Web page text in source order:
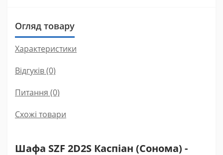
Огляд товару
Характеристики
Відгуків (0)
Питання (0)
Схожі товари
Шафа SZF 2D2S Каспіан (Сонома) -